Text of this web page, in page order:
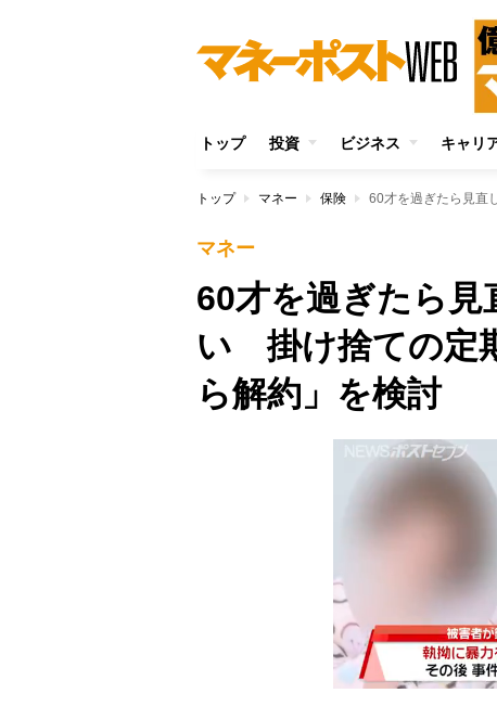
トップ 投資 ビジネス キャリ
トップ マネー 保険
マネー
60才を過ぎたら見
い 掛け捨ての定
ら解約」を検討